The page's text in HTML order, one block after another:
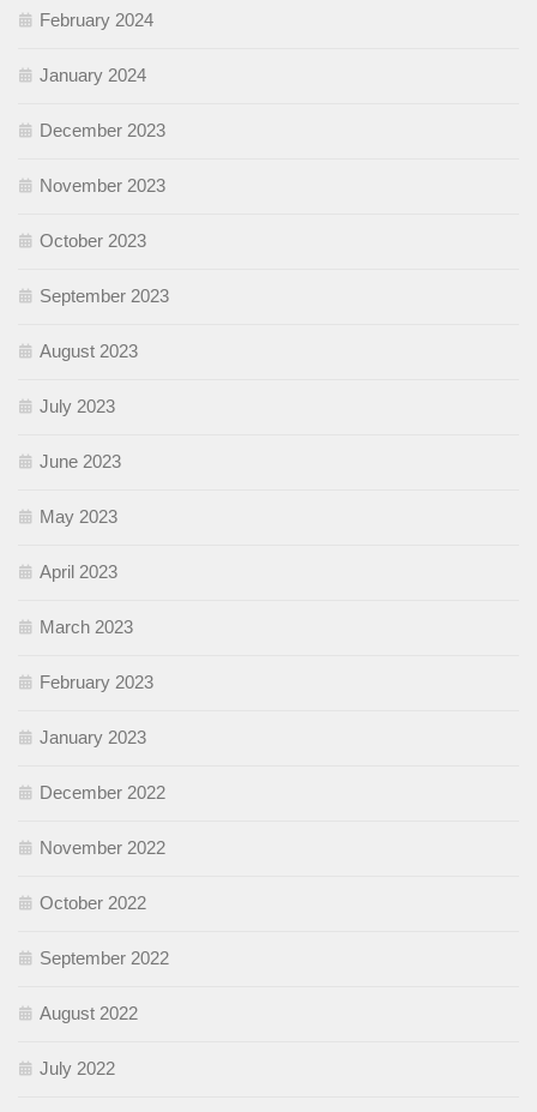
February 2024
January 2024
December 2023
November 2023
October 2023
September 2023
August 2023
July 2023
June 2023
May 2023
April 2023
March 2023
February 2023
January 2023
December 2022
November 2022
October 2022
September 2022
August 2022
July 2022